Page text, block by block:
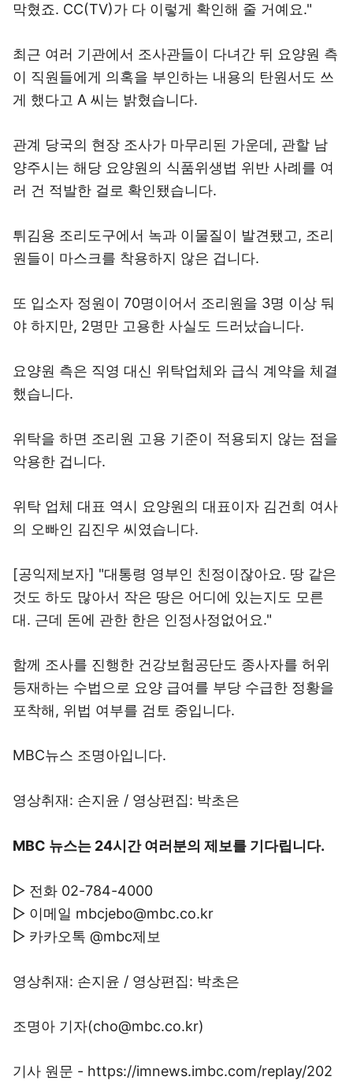
막혔죠. CC(TV)가 다 이렇게 확인해 줄 거예요."
최근 여러 기관에서 조사관들이 다녀간 뒤 요양원 측
이 직원들에게 의혹을 부인하는 내용의 탄원서도 쓰
게 했다고 A 씨는 밝혔습니다.
관계 당국의 현장 조사가 마무리된 가운데, 관할 남
양주시는 해당 요양원의 식품위생법 위반 사례를 여
러 건 적발한 걸로 확인됐습니다.
튀김용 조리도구에서 녹과 이물질이 발견됐고, 조리
원들이 마스크를 착용하지 않은 겁니다.
또 입소자 정원이 70명이어서 조리원을 3명 이상 둬
야 하지만, 2명만 고용한 사실도 드러났습니다.
요양원 측은 직영 대신 위탁업체와 급식 계약을 체결
했습니다.
위탁을 하면 조리원 고용 기준이 적용되지 않는 점을
악용한 겁니다.
위탁 업체 대표 역시 요양원의 대표이자 김건희 여사
의 오빠인 김진우 씨였습니다.
[공익제보자] "대통령 영부인 친정이잖아요. 땅 같은
것도 하도 많아서 작은 땅은 어디에 있는지도 모른
대. 근데 돈에 관한 한은 인정사정없어요."
함께 조사를 진행한 건강보험공단도 종사자를 허위
등재하는 수법으로 요양 급여를 부당 수급한 정황을
포착해, 위법 여부를 검토 중입니다.
MBC뉴스 조명아입니다.
영상취재: 손지윤 / 영상편집: 박초은
MBC 뉴스는 24시간 여러분의 제보를 기다립니다.
▷ 전화 02-784-4000
▷ 이메일 mbcjebo@mbc.co.kr
▷ 카카오톡 @mbc제보
영상취재: 손지윤 / 영상편집: 박초은
조명아 기자(cho@mbc.co.kr)
기사 원문 - https://imnews.imbc.com/replay/202